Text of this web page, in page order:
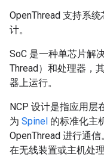
OpenThread 支持系
计。
SoC 是一种单芯片解
Thread）和处理器，
器上运行。
NCP 设计是指应用层
为 Spinel 的标准化主
OpenThread 进行通
在无线装置或主机处